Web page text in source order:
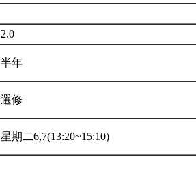
2.0
半年
選修
星期二6,7(13:20~15:10)